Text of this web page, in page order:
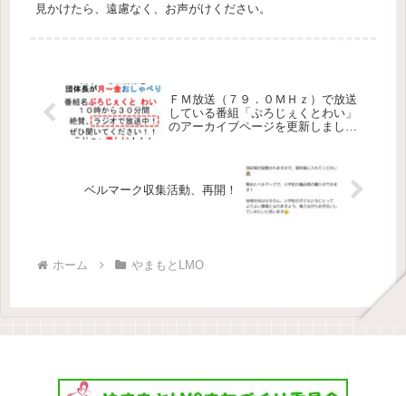
見かけたら、遠慮なく、お声がけください。
ＦＭ放送（７９．０ＭＨｚ）で放送
している番組「ぷろじぇくとわい」
のアーカイブページを更新しまし
ベルマーク収集活動、再開！
ホーム やまもとLMO